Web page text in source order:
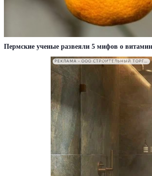
Пермские ученые развеяли 5 мифов о
РЕКЛАМА • ООО СТРОИТЕЛЬНЫЙ ТОРГОВЫЙ ДОМ «ПЕТРОВИЧ». ИНН: 7802348846